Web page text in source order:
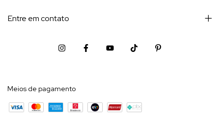
Entre em contato
Meios de pagamento